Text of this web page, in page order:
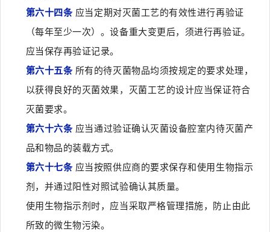
第六十四条应当定期对灭菌工艺的有效性进行再验证
（每年至少一次）。设备重大变更后，须进行再验证。
应当保存再验证记录。
第六十五条 所有的待灭菌物品均须按规定的要求处理，
以获得良好的灭菌效果，灭菌工艺的设计应当保证符合
灭菌要求。
第六十六条应当通过验证确认灭菌设备腔室内待灭菌产
品和物品的装载方式。
第六十七条 应当按照供应商的要求保存和使用生物指示
剂，并通过阳性对照试验确认其质量。
使用生物指示剂时，应当采取严格管理措施，防止由此
所致的微生物污染。